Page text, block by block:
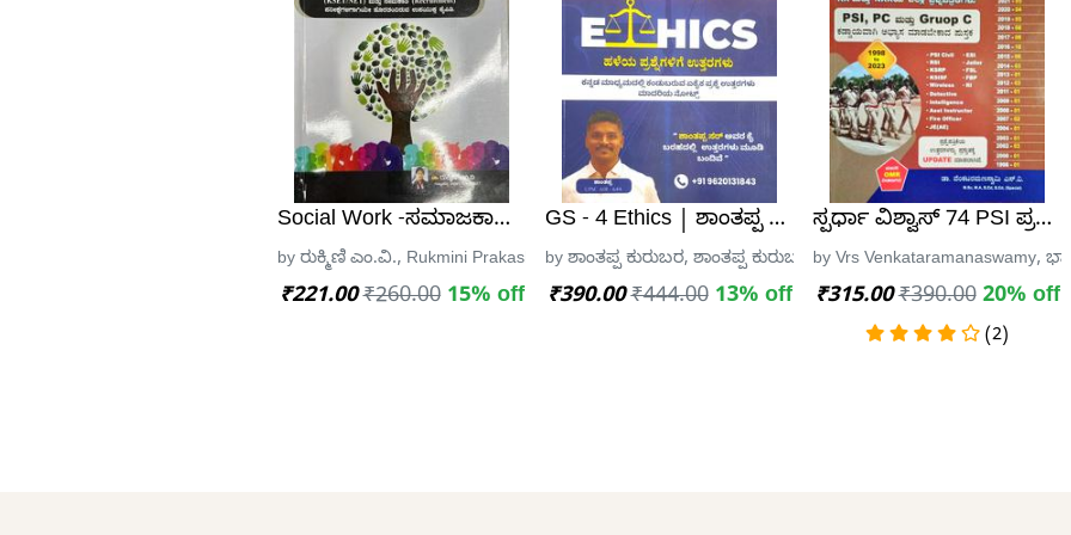
Social Work -ಸಮಾಜಕಾರ್ಯ ಪ್ರಶ್ನೋತ್ತರ ಕೈಪಿಡಿ - ರುಕ್ಮಿಣಿ ಎಂ.ವಿ.
by ರುಕ್ಮಿಣಿ ಎಂ.ವಿ., Rukmini Prakashana, Mysore
₹221.00 ₹260.00 15% off
GS - 4 Ethics | ಶಾಂತಪ್ಪ ಕುರುಬರ
by ಶಾಂತಪ್ಪ ಕುರುಬರ, ಶಾಂತಪ್ಪ ಕುರುಬರ
₹390.00 ₹444.00 13% off
ಸ್ಪರ್ಧಾ ವಿಶ್ವಾಸ್ 74 PSI
by Vrs Venkataramanaswamy,
₹315.00 ₹390.00 20% off
(2)